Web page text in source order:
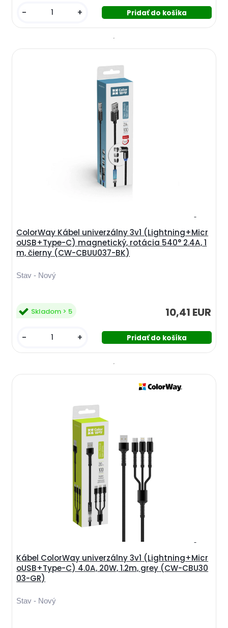
- +
ColorWay Kábel univerzálny 3v1 (Lightning+Micr
oUSB+Type-C) magnetický, rotácia 540° 2.4A, 1
m, čierny (CW-CBUU037-BK)
Stav - Nový
10,41 EUR
Skladom > 5
- +
Kábel ColorWay univerzálny 3v1 (Lightning+Micr
oUSB+Type-C) 4.0A, 20W, 1.2m, grey (CW-CBU30
03-GR)
Stav - Nový